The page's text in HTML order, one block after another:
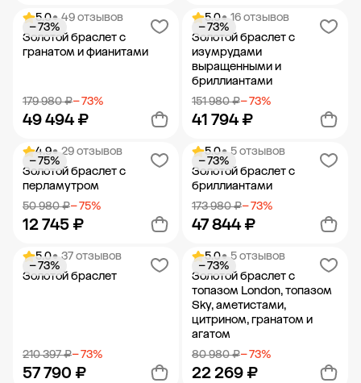
Добавить в корзину Добавить в корзину
5.0• 49 отзывов
Золотой браслет с
гранатом и фианитами
179 980 ₽− 73%
49 494 ₽
− 73%
Добавить в корзину
5.0• 16 отзывов
Золотой браслет с
изумрудами
выращенными и
бриллиантами
151 980 ₽− 73%
41 794 ₽
− 73%
Добавить в корзину
4.9• 29 отзывов
Золотой браслет с
перламутром
50 980 ₽− 75%
12 745 ₽
− 75%
Добавить в корзину
5.0• 5 отзывов
Золотой браслет с
бриллиантами
173 980 ₽− 73%
47 844 ₽
− 73%
Добавить в корзину
5.0• 37 отзывов
Золотой браслет
210 397 ₽− 73%
57 790 ₽
− 73%
5.0• 5 отзывов
Золотой браслет с
топазом London, топазом
Sky, аметистами,
цитрином, гранатом и
агатом
80 980 ₽− 73%
22 269 ₽
− 73%